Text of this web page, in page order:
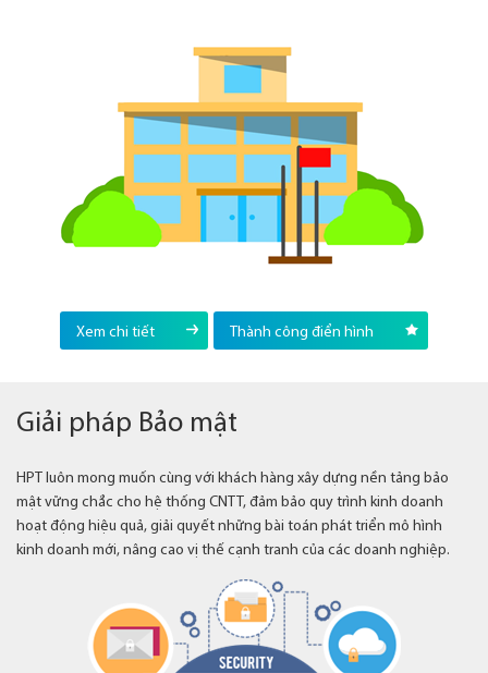
Xem chi tiết Thành công điển hình
Giải pháp Bảo mật
HPT luôn mong muốn cùng với khách hàng xây dựng nền tảng bảo
mật vững chắc cho hệ thống CNTT, đảm bảo quy trình kinh doanh
hoạt động hiệu quả, giải quyết những bài toán phát triển mô hình
kinh doanh mới, nâng cao vị thế cạnh tranh của các doanh nghiệp.